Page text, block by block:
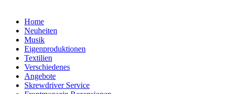
Home
Neuheiten
Musik
Eigenproduktionen
Textilien
Verschiedenes
Angebote
Skrewdriver Service